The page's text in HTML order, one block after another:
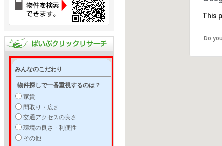
みんなのこだわり
物件探しで一番重視するのは？
家賃
間取り・広さ
交通アクセスの良さ
環境の良さ・利便性
その他
This
Do